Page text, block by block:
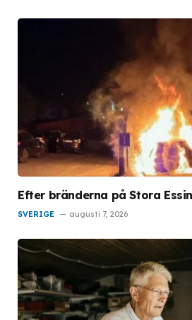
Efter bränderna på Stora
SVERIGE augusti 7, 2026